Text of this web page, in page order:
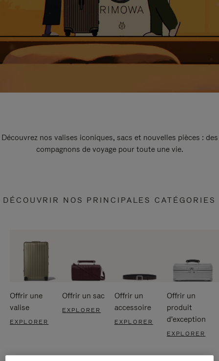
Découvrez nos valises iconiques, sacs et nouvelles pièces : des
compagnons de voyage pour toute une vie.
DÉCOUVRIR NOS PRINCIPALES CATÉGORIES
Offrir une
valise
EXPLORER
Offrir un sac
EXPLORER
Offrir un
accessoire
EXPLORER
Offrir un
produit
d'exception
EXPLORER